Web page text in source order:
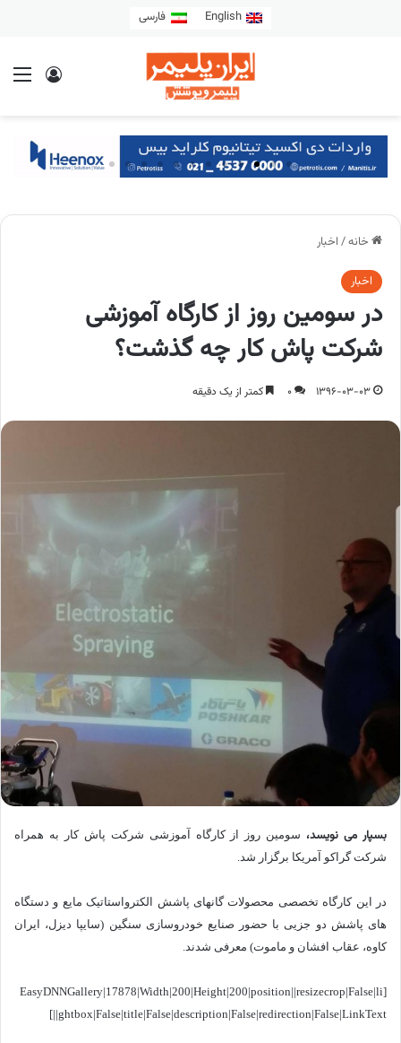
English فارسی
خانه/ اخبار
اخبار
در سومین روز از کارگاه آموزشی
شرکت پاش کار چه گذشت؟
1396-03-03
0 کمتر از یک دقیقه
بسپار می نویسد، سومین روز از کارگاه آموزشی شرکت پاش کار به همراه
شرکت گراکو آمریکا برگزار شد.
در این کارگاه تخصصی محصولات گانهای پاشش الکترواستاتیک مایع و دستگاه
های پاشش دو جزیی با حضور صنایع خودروسازی سنگین (سایپا دیزل، ایران
کاوه، عقاب افشان و ماموت) معرفی شدند.
[EasyDNNGallery|17878|Width|200|Height|200|position||resizecrop|False|li
ghtbox|False|title|False|description|False|redirection|False|LinkText||]